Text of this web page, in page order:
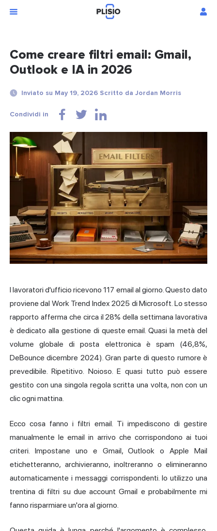
Come creare filtri email: Gmail,
Outlook e IA in 2026
Inviato su May 19, 2026 Scritto da Jordan Morris
Condividi in
I lavoratori d'ufficio ricevono 117 email al giorno. Questo dato
proviene dal Work Trend Index 2025 di Microsoft. Lo stesso
rapporto afferma che circa il 28% della settimana lavorativa
è dedicato alla gestione di queste email. Quasi la metà del
volume globale di posta elettronica è spam (46,8%,
DeBounce dicembre 2024). Gran parte di questo rumore è
prevedibile. Ripetitivo. Noioso. E quasi tutto può essere
gestito con una singola regola scritta una volta, non con un
clic ogni mattina.
Ecco cosa fanno i filtri email. Ti impediscono di gestire
manualmente le email in arrivo che corrispondono ai tuoi
criteri. Impostane uno e Gmail, Outlook o Apple Mail
etichetteranno, archivieranno, inoltreranno o elimineranno
automaticamente i messaggi corrispondenti. Io utilizzo una
trentina di filtri su due account Gmail e probabilmente mi
fanno risparmiare un'ora al giorno.